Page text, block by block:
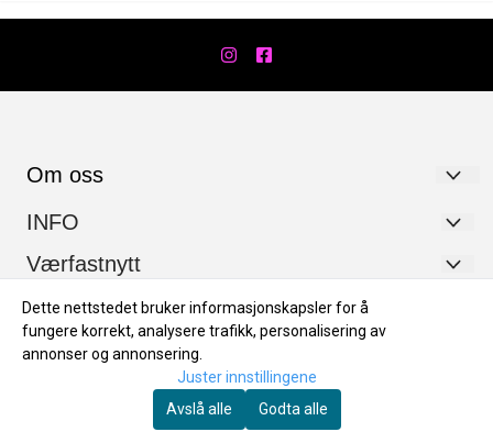
Om oss
Værfast AS
Hanstadgata 7
Org. nr. 919179538
INFO
Personvernerklæring
Salgsbetingelser og retur
Værfastnytt
Registrer deg for nyheter og noen gode tilbud innimellom.
E-post
Dette nettstedet bruker informasjonskapsler for å
fungere korrekt, analysere trafikk, personalisering av
annonser og annonsering.
Juster innstillingene
Avslå alle
Godta alle